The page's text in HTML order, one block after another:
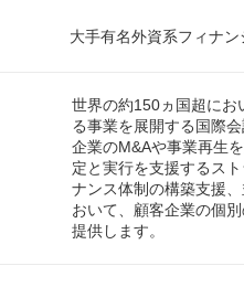
大手有名外資系フィナ
世界の約150ヵ国超にお
る事業を展開する国際
企業のM&Aや事業再生
定と実行を支援するス
ナンス体制の構築支援
おいて、顧客企業の個
提供します。